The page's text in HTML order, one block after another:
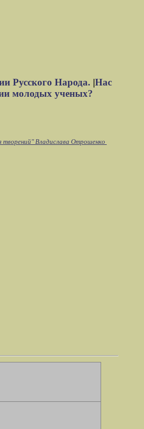
Русского Народа. |Нас
молодых ученых?
творений" Владислава Отрошенко